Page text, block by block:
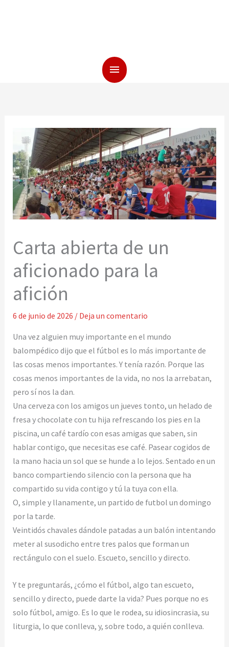
Carta abierta de un
aficionado para la
afición
6 de junio de 2026 / Deja un comentario
Una vez alguien muy importante en el mundo
balompédico dijo que el fútbol es lo más importante de
las cosas menos importantes. Y tenía razón. Porque las
cosas menos importantes de la vida, no nos la arrebatan,
pero sí nos la dan.
Una cerveza con los amigos un jueves tonto, un helado de
fresa y chocolate con tu hija refrescando los pies en la
piscina, un café tardío con esas amigas que saben, sin
hablar contigo, que necesitas ese café. Pasear cogidos de
la mano hacia un sol que se hunde a lo lejos. Sentado en un
banco compartiendo silencio con la persona que ha
compartido su vida contigo y tú la tuya con ella.
O, simple y llanamente, un partido de futbol un domingo
por la tarde.
Veintidós chavales dándole patadas a un balón intentando
meter al susodicho entre tres palos que forman un
rectángulo con el suelo. Escueto, sencillo y directo.
Y te preguntarás, ¿cómo el fútbol, algo tan escueto,
sencillo y directo, puede darte la vida? Pues porque no es
solo fútbol, amigo. Es lo que le rodea, su idiosincrasia, su
liturgia, lo que conlleva, y, sobre todo, a quién conlleva.